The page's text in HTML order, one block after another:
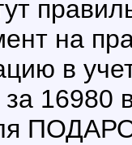
на
в
за 16980